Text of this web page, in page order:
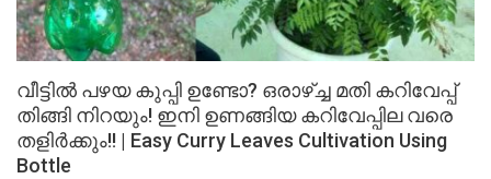
വീട്ടിൽ പഴയ കുപ്പി ഉണ്ടോ? ഒരാഴ്ച്ച മതി കറിവേപ്പ്
തിങ്ങി നിറയും! ഇനി ഉണങ്ങിയ കറിവേപ്പില വരെ
തളിർക്കും!! | Easy Curry Leaves Cultivation Using
Bottle